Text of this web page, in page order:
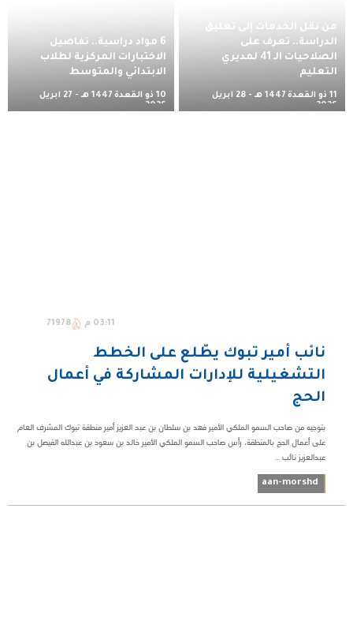
​من نقل الخدمات إلى تعليق
الدراسة.. تعرف على
الصلاحيات الـ 41 لمديري
التعليم
11 ذو القعدة 1447 هـ - 28 أبريل
2026 م
​6 مواد دراسية.. تفاصيل
الاختبارات المركزية لطلاب
الابتدائي والمتوسط
10 ذو القعدة 1447 هـ - 27 أبريل
2026 م
03:11 م 71978
نائب أمير تبوك يطّلع على الخطط
التشغيلية للإدارات المشاركة في أعمال
الحج
بتوجيه من صاحب السمو الملكي الأمير فهد بن سلطان بن عبد العزيز أمير منطقة تبوك المشرف العام
على أعمال الحج بالمنطقة، رأس صاحب السمو الملكي الأمير خالد بن سعود بن عبدالله الفيصل بن
عبدالعزيز نائب ...
aan-morshd